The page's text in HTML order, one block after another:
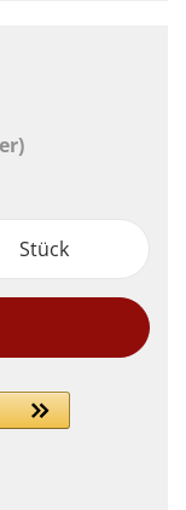
Stück